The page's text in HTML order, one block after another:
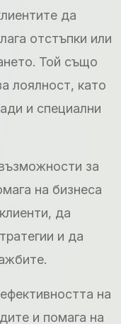
да
отстъпки или
Той също
лоялност, като
и специални
за
на бизнеса
да
и да
на
и помага на